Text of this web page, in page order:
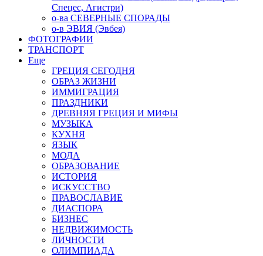
Спецес, Агистри)
о-ва СЕВЕРНЫЕ СПОРАДЫ
о-в ЭВИЯ (Эвбея)
ФОТОГРАФИИ
ТРАНСПОРТ
Еще
ГРЕЦИЯ СЕГОДНЯ
ОБРАЗ ЖИЗНИ
ИММИГРАЦИЯ
ПРАЗДНИКИ
ДРЕВНЯЯ ГРЕЦИЯ И МИФЫ
МУЗЫКА
КУХНЯ
ЯЗЫК
МОДА
ОБРАЗОВАНИЕ
ИСТОРИЯ
ИСКУССТВО
ПРАВОСЛАВИЕ
ДИАСПОРА
БИЗНЕС
НЕДВИЖИМОСТЬ
ЛИЧНОСТИ
ОЛИМПИАДА